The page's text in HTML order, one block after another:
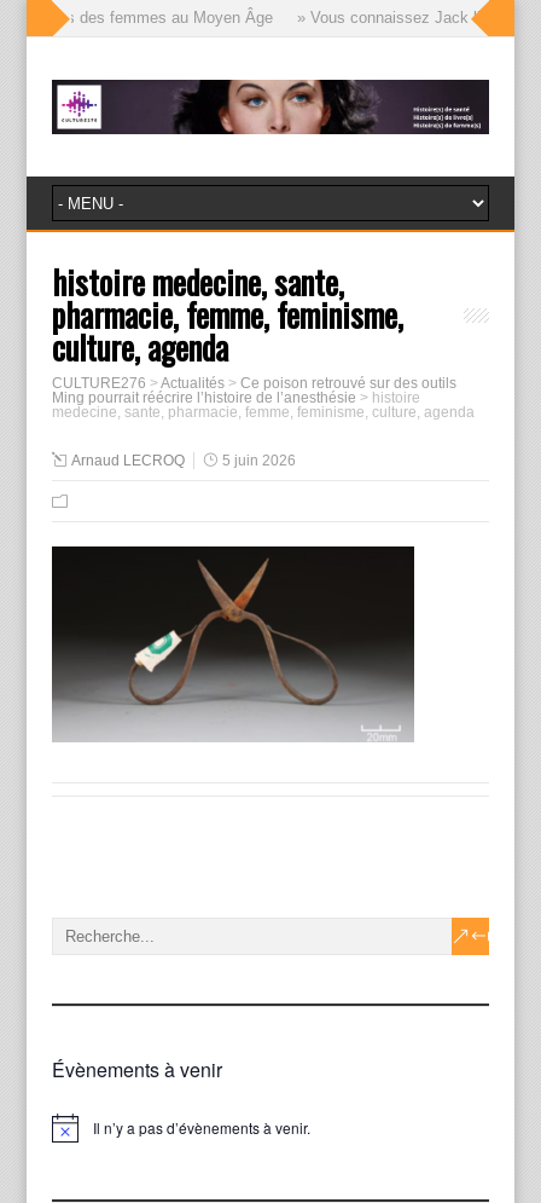
visages des femmes au Moyen Âge » Vous connaissez Jack
histoire medecine, sante,
pharmacie, femme, feminisme,
culture, agenda
CULTURE276 >Actualités> Ce poison retrouvé sur des outils
Ming pourrait réécrire l’histoire de l’anesthésie > histoire
medecine, sante, pharmacie, femme, feminisme, culture, agenda
Arnaud LECROQ 5 juin 2026
Évènements à venir
Notice Il n’y a pas d’évènements à venir.